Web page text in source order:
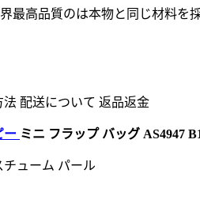
最高品質のは本物と同じ材料を
法 配送について 返品返金
ー ミニ フラップ バッグ AS4947
ューム パール